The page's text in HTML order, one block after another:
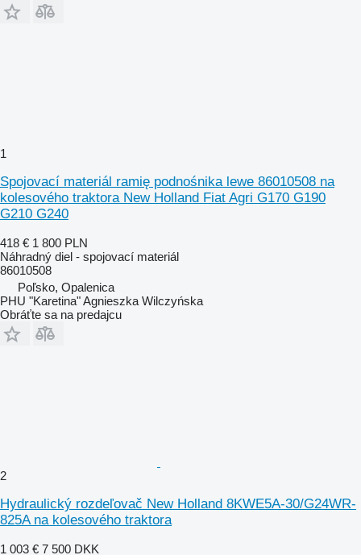
1
Spojovací materiál ramię podnośnika lewe 86010508 na
kolesového traktora New Holland Fiat Agri G170 G190
G210 G240
418 € 1 800 PLN
Náhradný diel - spojovací materiál
86010508
Poľsko, Opalenica
PHU "Karetina" Agnieszka Wilczyńska
Obráťte sa na predajcu
2
Hydraulický rozdeľovač New Holland 8KWE5A-30/G24WR-
825A na kolesového traktora
1 003 € 7 500 DKK